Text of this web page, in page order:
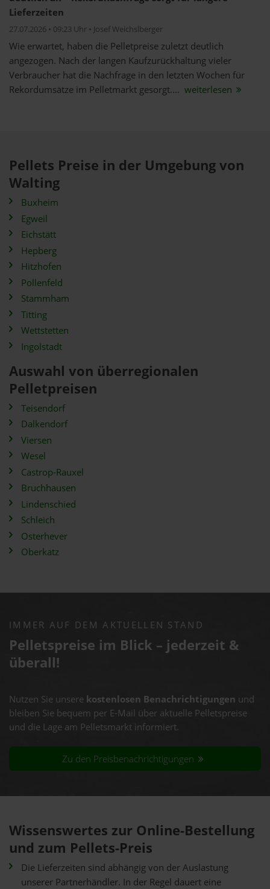
Lieferzeiten
27.07.2026 • 09:23 Uhr • Josef Weichslberger
Wie erwartet, haben die Pelletpreise zuletzt deutlich
angezogen. Nach der langen Kaufzurückhaltung vieler
Verbraucher hat die Nachfrage in den letzten Wochen für
Rekordumsätze im Pelletmarkt gesorgt.... weiterlesen
Pellets Preise in der Umgebung von
Walting
Buxheim
Egweil
Eichstätt
Hepberg
Hitzhofen
Pollenfeld
Stammham
Titting
Wettstetten
Ingolstadt
Auswahl von überregionalen
Pelletpreisen
Teisendorf
Dalkendorf
Viersen
Wesel
Castrop-Rauxel
Bruchhausen
Lindenschied
Schleich
Osterhever
Oberkatz
IMMER AUF DEM AKTUELLEN STAND
Pelletspreise im Blick – jederzeit &
überall!
Nutzen Sie unsere kostenlosen Benachrichtigungen und
bleiben Sie bequem per E-Mail über aktuelle Pelletspreise
und die Lage am Pelletsmarkt informiert.
Zu den Preisbenachrichtigungen
Wissenswertes zur Online-Bestellung
und zum Pellets-Preis
Die Lieferzeiten sind abhängig von der Auslastung
unserer Partnerhändler. In der Regel dauert eine